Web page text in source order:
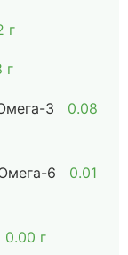
г
г
3
0.08
6
0.01
0.00 г